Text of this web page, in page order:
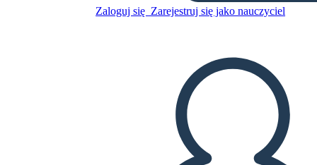
Zaloguj się Zarejestruj się jako nauczyciel
STWÓRZ SCENORYS
PRZECZYTAJ MI